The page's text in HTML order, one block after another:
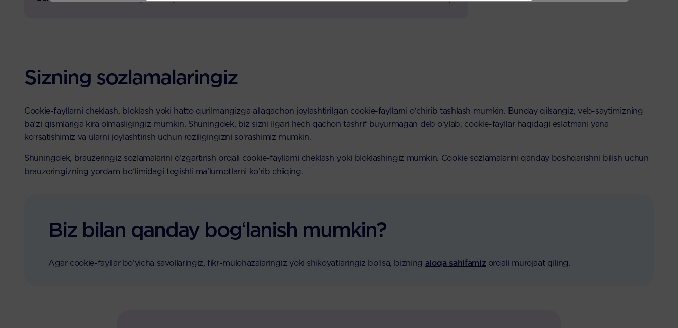
Sizning sozlamalaringiz
Cookie-fayllarni cheklash, bloklash yoki hatto qurilmangizga allaqachon joylashtirilgan cookie-fayllarni o‘chirib tashlash mumkin. Bunday qilsangiz, veb-saytimizning
ba’zi qismlariga kira olmasligingiz mumkin. Shuningdek, biz sizni ilgari hech qachon tashrif buyurmagan deb o‘ylab, cookie-fayllar haqidagi eslatmani yana
ko‘rsatishimiz va ularni joylashtirish uchun roziligingizni so‘rashimiz mumkin.
Shuningdek, brauzeringiz sozlamalarini o‘zgartirish orqali cookie-fayllarni cheklash yoki bloklashingiz mumkin. Cookie sozlamalarini qanday boshqarishni bilish uchun
brauzeringizning yordam bo‘limidagi tegishli ma’lumotlarni ko‘rib chiqing.
Biz bilan qanday bogʻlanish mumkin?
Agar cookie-fayllar bo‘yicha savollaringiz, fikr-mulohazalaringiz yoki shikoyatlaringiz bo‘lsa, bizning aloqa sahifamiz orqali murojaat qiling.